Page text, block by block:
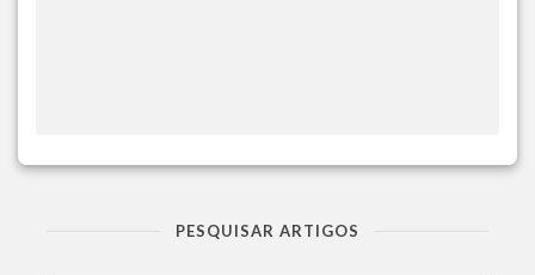
PESQUISAR ARTIGOS